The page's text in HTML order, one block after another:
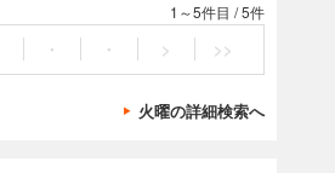
1～5件目 /5件
・ ・ > >>
火曜の詳細検索へ